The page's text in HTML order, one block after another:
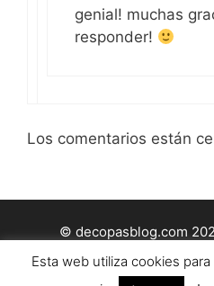
genial! muchas
responder!
Los comentarios están
© decopasblog.com
Información
Esta web utiliza cookies